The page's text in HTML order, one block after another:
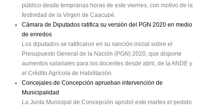
público desde tempranas horas de este viernes, con motivo de la
festividad de la Virgen de Caacupé.
Cámara de Diputados ratifica su versión del PGN 2020 en medio
de enredos
Los diputados se ratificaron en su sanción inicial sobre el
Presupuesto General de la Nación (PGN) 2020, que dispone
aumentos salariales para los docentes desde abril, de la ANDE y
el Crédito Agrícola de Habilitación.
Concejales de Concepción aprueban intervención de
Municipalidad
La Junta Municipal de Concepción aprobó este martes el pedido